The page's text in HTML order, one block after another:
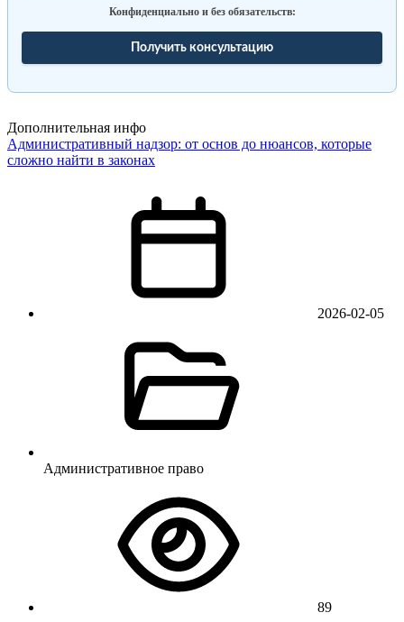
Конфиденциально и без обязательств:
Получить консультацию
Дополнительная инфо
Административный надзор: от основ до нюансов, которые
сложно найти в законах
2026-02-05
Административное право
89